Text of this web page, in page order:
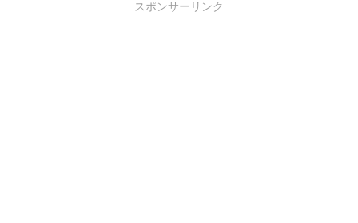
スポンサーリンク